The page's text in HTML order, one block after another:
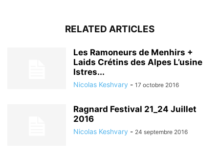
RELATED ARTICLES
Les Ramoneurs de Menhirs +
Laids Crétins des Alpes L’usine
Istres...
Nicolas Keshvary - 17 octobre 2016
Ragnard Festival 21_24 Juillet
2016
Nicolas Keshvary - 24 septembre 2016